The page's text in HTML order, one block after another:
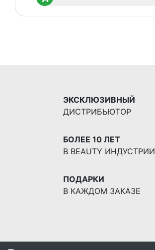
Активный
крем
ЭКСКЛЮЗИВНЫЙ
ДИСТРИБЬЮТОР
БОЛЕЕ 10 ЛЕТ
В BEAUTY ИНДУСТРИИ
ПОДАРКИ
В КАЖДОМ ЗАКАЗЕ